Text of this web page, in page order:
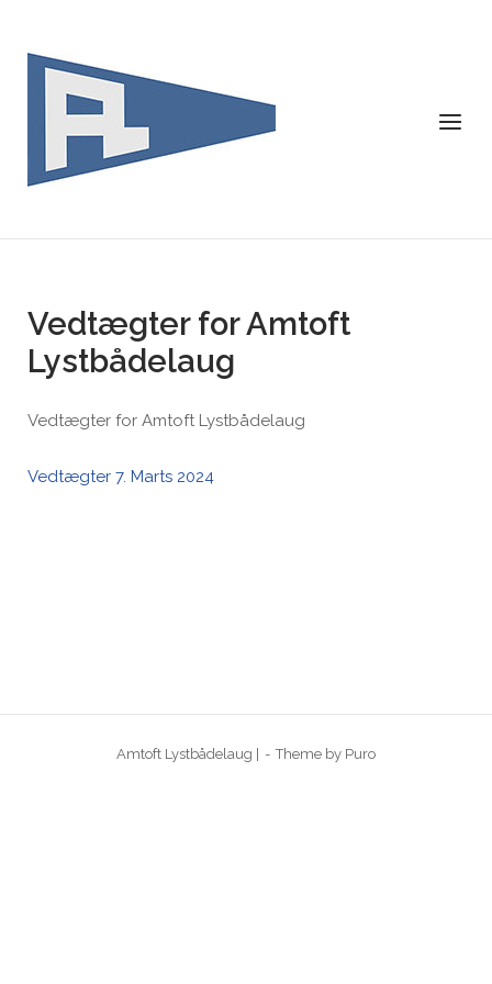
content
Menu
Vedtægter for Amtoft
Lystbådelaug
Vedtægter for Amtoft Lystbådelaug
Vedtægter 7. Marts 2024
Amtoft Lystbådelaug | Theme by Puro